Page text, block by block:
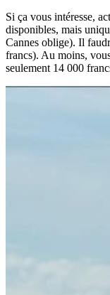
Si ça vous intéresse,
disponibles, mais
Cannes oblige). Il
francs). Au moins,
seulement 14 000